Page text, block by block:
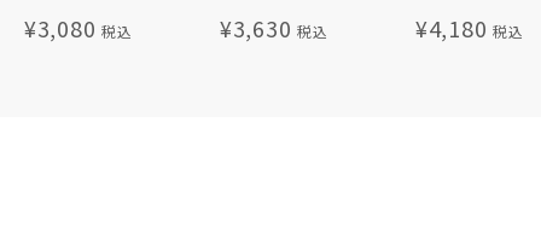
¥3,080 ¥3,630 ¥4,180